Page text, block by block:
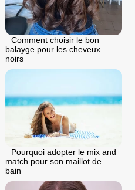
Comment choisir le bon
balayge pour les cheveux
noirs
Pourquoi adopter le mix and
match pour son maillot de
bain